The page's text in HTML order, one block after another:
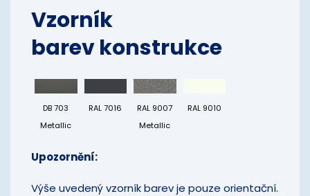
Vzorník
barev konstrukce
DB 703
Metallic
RAL 7016
RAL 9007
Metallic
RAL 9010
Upozornění:
Výše uvedený vzorník barev je pouze orientační.